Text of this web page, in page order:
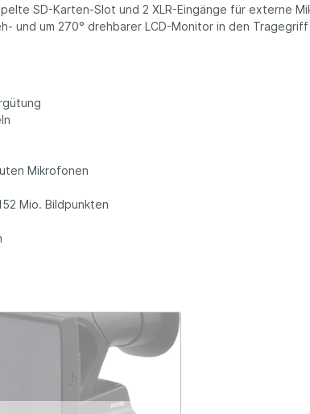
SD-Karten-Slot und 2 XLR-Eingänge für externe
und um 270° drehbarer LCD-Monitor in den
Mikrofonen
Mio. Bildpunkten